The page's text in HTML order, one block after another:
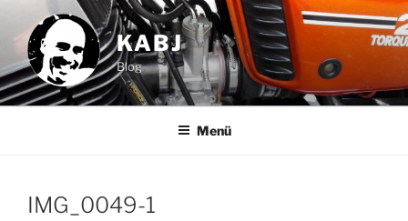
Inhalt
springen
KABJ
Blog
Menü
IMG_0049-1